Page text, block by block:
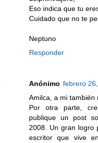
Eso indica que tu
Cuidado que no te
Neptuno
Responder
Anónimo febrero
Amilca, a mi también
Por otra parte,
publique un post
2008. Un gran logro
escritor que vive